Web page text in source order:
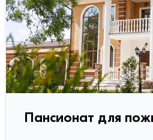
Пансионат для